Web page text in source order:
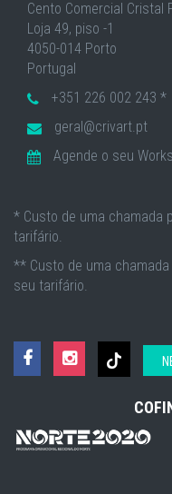
Cento Comercial Cristal
Loja 49, piso -1
4050-014 Porto
Portugal
+351 226 002 243 *
geral@crivart.pt
Agende o seu
* Custo de uma chamada
tarifário.
** Custo de uma
seu tarifário.